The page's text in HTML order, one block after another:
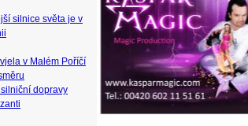
silnice světa je v
v Malém Poříčí
dopravy